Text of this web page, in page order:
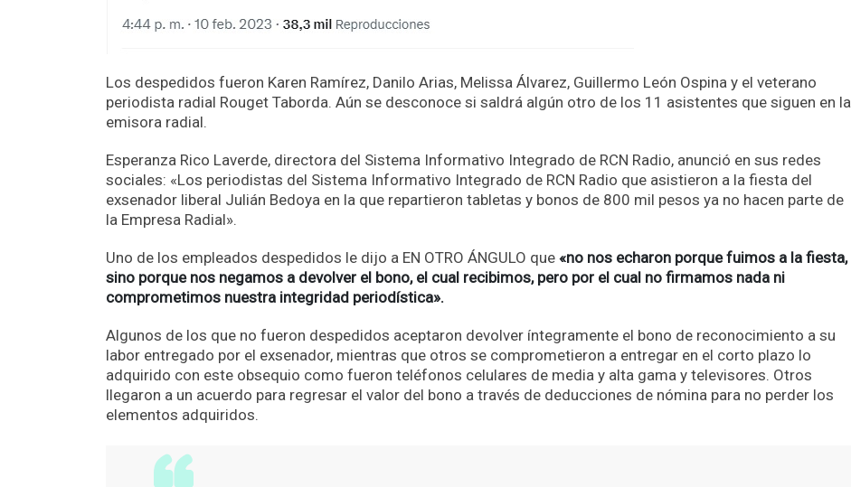
Los despedidos fueron Karen Ramírez, Danilo Arias, Melissa Álvarez, Guillermo León Ospina y el veterano
periodista radial Rouget Taborda. Aún se desconoce si saldrá algún otro de los 11 asistentes que siguen en la
emisora radial.
Esperanza Rico Laverde, directora del Sistema Informativo Integrado de RCN Radio, anunció en sus redes
sociales: «Los periodistas del Sistema Informativo Integrado de RCN Radio que asistieron a la fiesta del
exsenador liberal Julián Bedoya en la que repartieron tabletas y bonos de 800 mil pesos ya no hacen parte de
la Empresa Radial».
Uno de los empleados despedidos le dijo a EN OTRO ÁNGULO que «no nos echaron porque fuimos a la fiesta,
sino porque nos negamos a devolver el bono, el cual recibimos, pero por el cual no firmamos nada ni
comprometimos nuestra integridad periodística».
Algunos de los que no fueron despedidos aceptaron devolver íntegramente el bono de reconocimiento a su
labor entregado por el exsenador, mientras que otros se comprometieron a entregar en el corto plazo lo
adquirido con este obsequio como fueron teléfonos celulares de media y alta gama y televisores. Otros
llegaron a un acuerdo para regresar el valor del bono a través de deducciones de nómina para no perder los
elementos adquiridos.